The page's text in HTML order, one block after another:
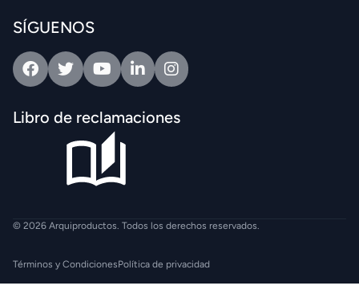
SÍGUENOS
FacebookTwitterYoutubeLinkedinIntagram
Libro de reclamaciones
© 2026 Arquiproductos. Todos los derechos reservados.
Términos y CondicionesPolítica de privacidad